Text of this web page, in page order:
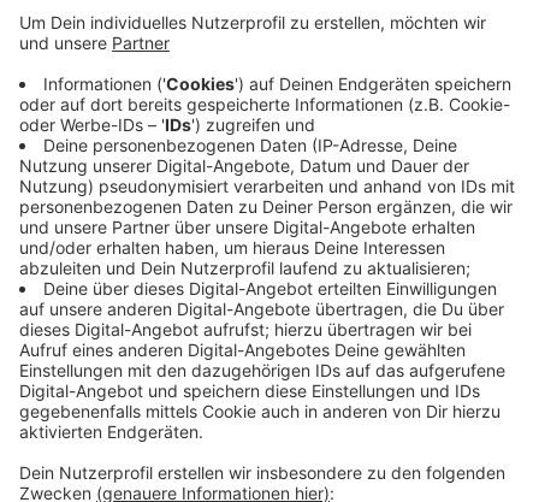
verschiedenen Genres und Ländern, darunter die
Niederlande, Italien und Frankreich.
Anzeige
Live-Musik, Europa und Mitmach-Aktionen
Anzeige
Im Mittelpunkt des Festivals stehen Vielfalt,
Zusammenhalt und ein gemeinsames Europa. Neben
den Konzerten gibt es verschiedene Mitmach-
Aktionen sowie Infos rund um Europa. Besucherinnen
und Besucher können sich außerdem vor Ort Essen
kaufen oder auf der Wiese vor dem Musikpavillon
picknicken.